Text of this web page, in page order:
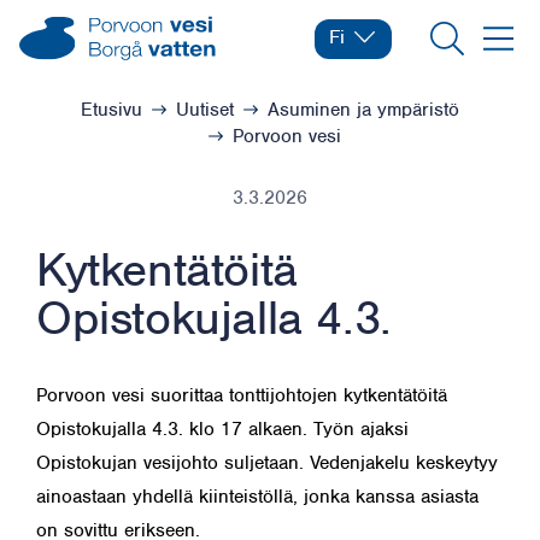
Siirry sisältöön Porvoon vesi – Siirry kotisivulle
Vaihda kieltä
Nykyinen kieli: Suomi
Fi
Hae
Selaa:Etusivu Uutiset
Asuminen ja ympäristö
Porvoon vesi
3.3.2026
Kytkentätöitä
Opistokujalla 4.3.
Porvoon vesi suorittaa tonttijohtojen kytkentätöitä
Opistokujalla 4.3. klo 17 alkaen. Työn ajaksi
Opistokujan vesijohto suljetaan. Vedenjakelu keskeytyy
ainoastaan yhdellä kiinteistöllä, jonka kanssa asiasta
on sovittu erikseen.